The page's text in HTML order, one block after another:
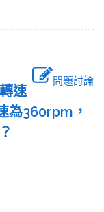
問題討論
速
為360rpm，
？